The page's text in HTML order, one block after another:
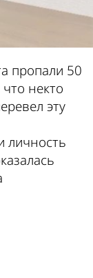
пропали 50
некто
эту
личность